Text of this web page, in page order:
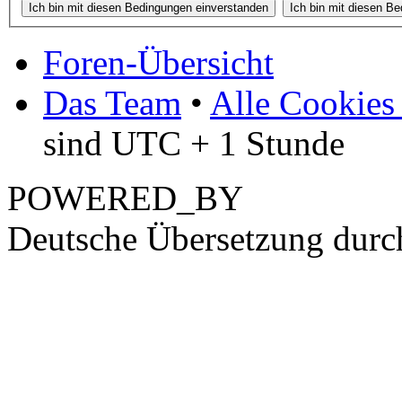
Foren-Übersicht
Das Team • Alle Cookies
sind UTC + 1 Stunde
POWERED_BY
Deutsche Übersetzung